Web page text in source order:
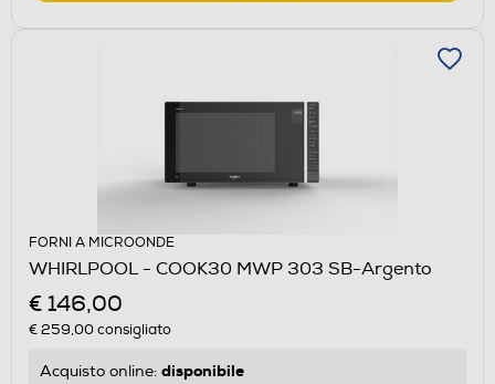
FORNI A MICROONDE
WHIRLPOOL - COOK30 MWP 303 SB-Argento
€ 146,00
€ 259,00consigliato
Acquisto online: disponibile